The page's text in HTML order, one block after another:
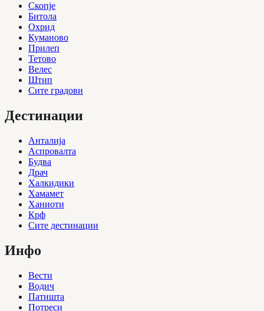
Скопје
Битола
Охрид
Куманово
Прилеп
Тетово
Велес
Штип
Сите градови
Дестинации
Анталија
Аспровалта
Будва
Драч
Халкидики
Хамамет
Ханиоти
Крф
Сите дестинации
Инфо
Вести
Водич
Патишта
Потреси